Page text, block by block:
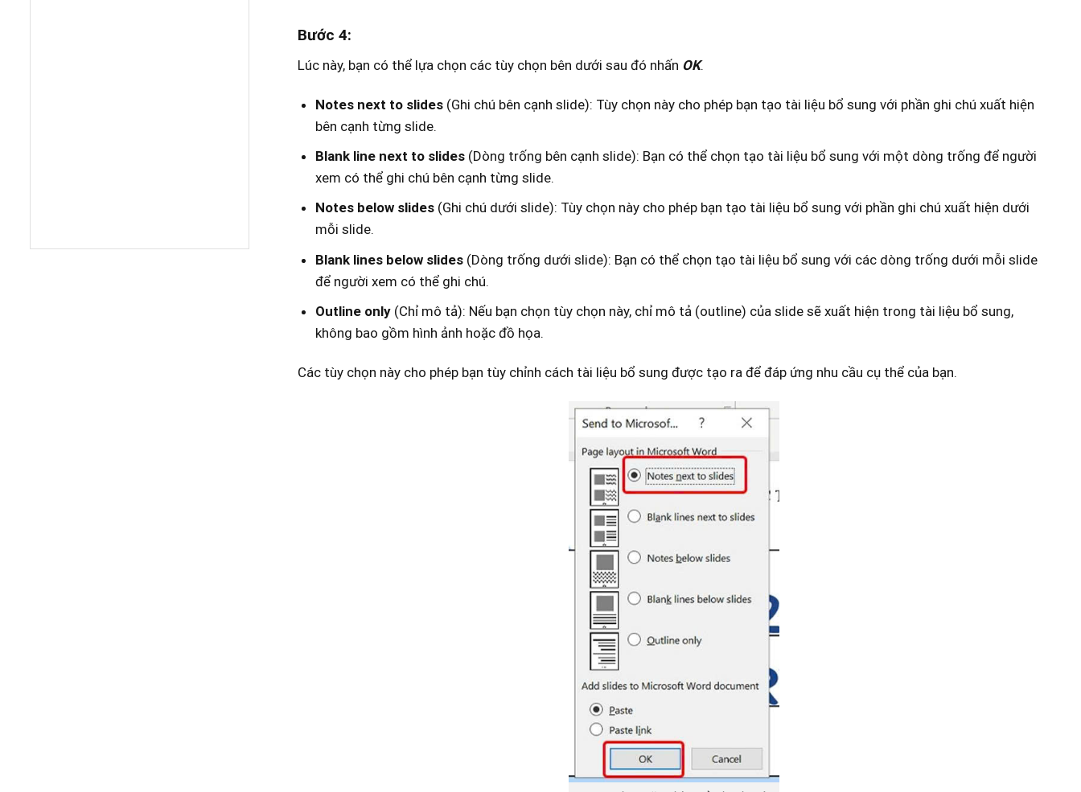
Bước 4:
Lúc này, bạn có thể lựa chọn các tùy chọn bên dưới sau đó nhấn OK.
Notes next to slides(Ghi chú bên cạnh slide): Tùy chọn này cho phép bạn tạo tài liệu bổ sung với phần ghi chú xuất hiện
bên cạnh từng slide.
Blank line next to slides(Dòng trống bên cạnh slide): Bạn có thể chọn tạo tài liệu bổ sung với một dòng trống để người
xem có thể ghi chú bên cạnh từng slide.
Notes below slides(Ghi chú dưới slide): Tùy chọn này cho phép bạn tạo tài liệu bổ sung với phần ghi chú xuất hiện dưới
mỗi slide.
Blank lines below slides(Dòng trống dưới slide): Bạn có thể chọn tạo tài liệu bổ sung với các dòng trống dưới mỗi slide
để người xem có thể ghi chú.
Outline only(Chỉ mô tả): Nếu bạn chọn tùy chọn này, chỉ mô tả (outline) của slide sẽ xuất hiện trong tài liệu bổ sung,
không bao gồm hình ảnh hoặc đồ họa.
Các tùy chọn này cho phép bạn tùy chỉnh cách tài liệu bổ sung được tạo ra để đáp ứng nhu cầu cụ thể của bạn.